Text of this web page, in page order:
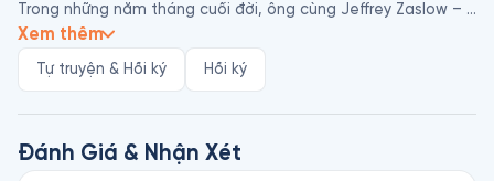
Trong những năm tháng cuối đời, ông cùng Jeffrey Zaslow –
cây bút tài tình của tạp chí Wall Street Journal biên tập
cuối cùng trong sự nghiệp và cuộc đời của Randy. Cuốn sách
Giáo sư Randy Pausch (1960-2008), tốt nghiệp Đại học Brown
(Hoa Kỳ). Ông lấy bằng tiến sĩ ngành khoa học máy tính tại
Xem thêm
Tự truyện & Hồi ký Hồi ký
Đánh Giá & Nhận Xét